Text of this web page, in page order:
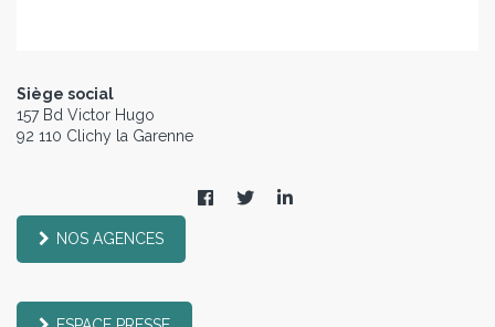
Siège social
157 Bd Victor Hugo
92 110 Clichy la Garenne
NOS AGENCES